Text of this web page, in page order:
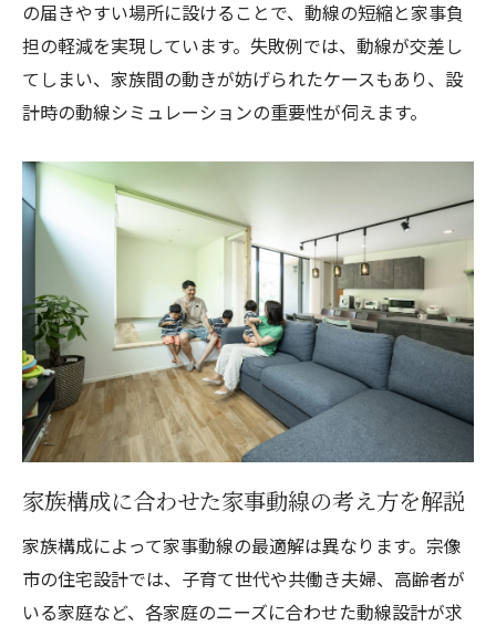
の届きやすい場所に設けることで、動線の短縮と家事負
担の軽減を実現しています。失敗例では、動線が交差し
てしまい、家族間の動きが妨げられたケースもあり、設
計時の動線シミュレーションの重要性が伺えます。
家族構成に合わせた家事動線の考え方を解説
家族構成によって家事動線の最適解は異なります。宗像
市の住宅設計では、子育て世代や共働き夫婦、高齢者が
いる家庭など、各家庭のニーズに合わせた動線設計が求